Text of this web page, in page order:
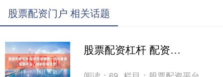
股票配资门户 相关话题
股票配资杠杆 配资炒股指南：选择靠谱配资平台，助你投资无忧